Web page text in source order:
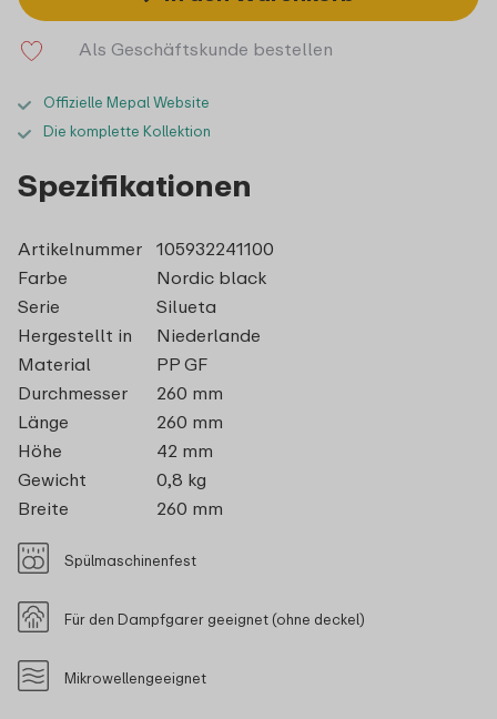
Als Geschäftskunde bestellen
Offizielle Mepal Website
Die komplette Kollektion
Spezifikationen
Artikelnummer
105932241100
Farbe
Nordic black
Serie
Silueta
Hergestellt in
Niederlande
Material
PP GF
Durchmesser
260 mm
Länge
260 mm
Höhe
42 mm
Gewicht
0,8 kg
Breite
260 mm
Spülmaschinenfest
Für den Dampfgarer geeignet (ohne deckel)
Mikrowellengeeignet